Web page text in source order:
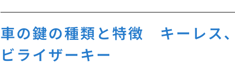
車の鍵の種類と特徴 キーレス
ビライザーキー